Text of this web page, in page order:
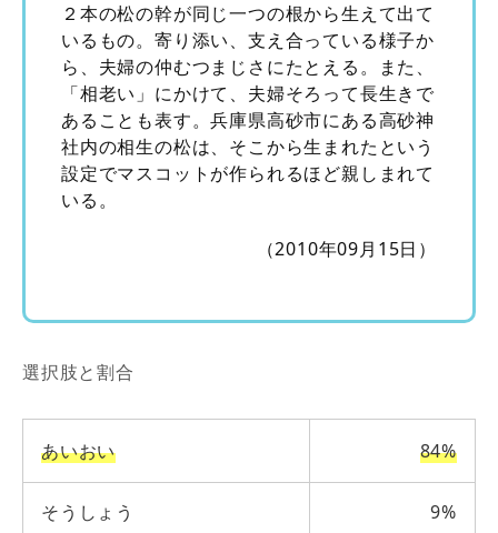
２本の松の幹が同じ一つの根から生えて出て
いるもの。寄り添い、支え合っている様子か
ら、夫婦の仲むつまじさにたとえる。また、
「相老い」にかけて、夫婦そろって長生きで
あることも表す。兵庫県高砂市にある高砂神
社内の相生の松は、そこから生まれたという
設定でマスコットが作られるほど親しまれて
いる。
（2010年09月15日）
選択肢と割合
あいおい 84%
そうしょう 9%